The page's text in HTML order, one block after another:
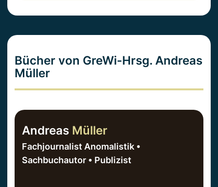
Bücher von GreWi-Hrsg. Andreas
Müller
Andreas Müller
Fachjournalist Anomalistik •
Sachbuchautor • Publizist